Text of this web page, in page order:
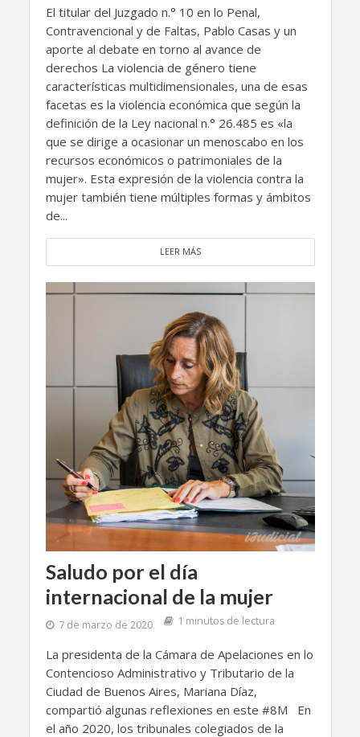
El titular del Juzgado n.° 10 en lo Penal,
Contravencional y de Faltas, Pablo Casas y un
aporte al debate en torno al avance de
derechos La violencia de género tiene
características multidimensionales, una de esas
facetas es la violencia económica que según la
definición de la Ley nacional n.° 26.485 es «la
que se dirige a ocasionar un menoscabo en los
recursos económicos o patrimoniales de la
mujer». Esta expresión de la violencia contra la
mujer también tiene múltiples formas y ámbitos
de...
LEER MÁS
Saludo por el día
internacional de la mujer
7 de marzo de 2020 1 minutos de lectura
La presidenta de la Cámara de Apelaciones en lo
Contencioso Administrativo y Tributario de la
Ciudad de Buenos Aires, Mariana Díaz,
compartió algunas reflexiones en este #8M En
el año 2020, los tribunales colegiados de la